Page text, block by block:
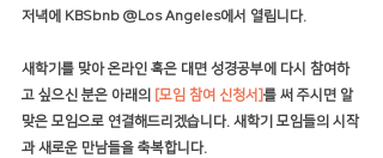
저녁에 KBSbnb @Los Angeles에서 열립니다.
새학기를 맞아 온라인 혹은 대면 성경공부에 다시 참여하
고 싶으신 분은 아래의
[모임 참여 신청서] 를 써 주시면 알
맞은 모임으로 연결해드리겠습니다. 새학기 모임들의 시작
과 새로운 만남들을 축복합니다.